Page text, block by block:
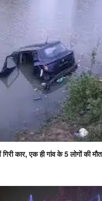
गिरी कार, एक ही गांव के 5 लोगों की मौत